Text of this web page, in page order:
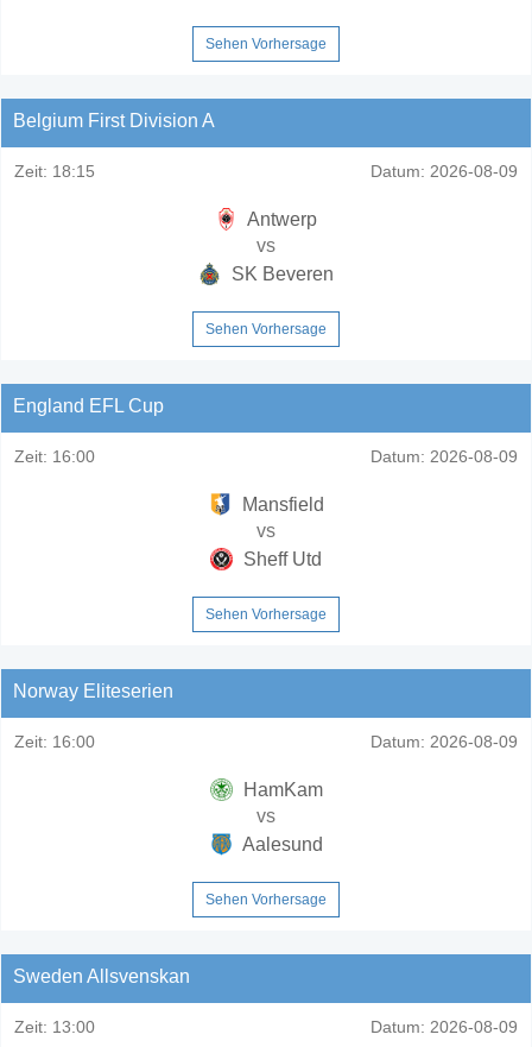
Sehen Vorhersage
Belgium First Division A
Zeit: 18:15 Datum: 2026-08-09
Antwerp
vs
SK Beveren
Sehen Vorhersage
England EFL Cup
Zeit: 16:00 Datum: 2026-08-09
Mansfield
vs
Sheff Utd
Sehen Vorhersage
Norway Eliteserien
Zeit: 16:00 Datum: 2026-08-09
HamKam
vs
Aalesund
Sehen Vorhersage
Sweden Allsvenskan
Zeit: 13:00 Datum: 2026-08-09